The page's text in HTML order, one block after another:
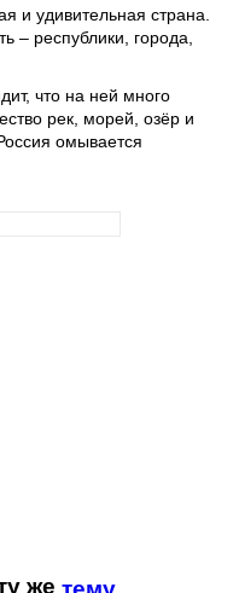
и удивительная страна.
– республики, города,
что на ней много
рек, морей, озёр и
омывается
же